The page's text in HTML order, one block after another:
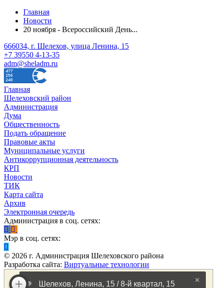
Главная
Новости
20 ноября - Всероссийский День...
666034, г. Шелехов, улица Ленина, 15
+7 39550 4-13-35
adm@sheladm.ru
Главная
Шелеховский район
Администрация
Дума
Общественность
Подать обращение
Правовые акты
Муниципальные услуги
Антикоррупционная деятельность
КРП
Новости
ТИК
Карта сайта
Архив
Электронная очередь
Администрация в соц. сетях:
Мэр в соц. сетях:
© 2026 г. Администрация Шелеховского района
Разработка сайта: Виртуальные технологии